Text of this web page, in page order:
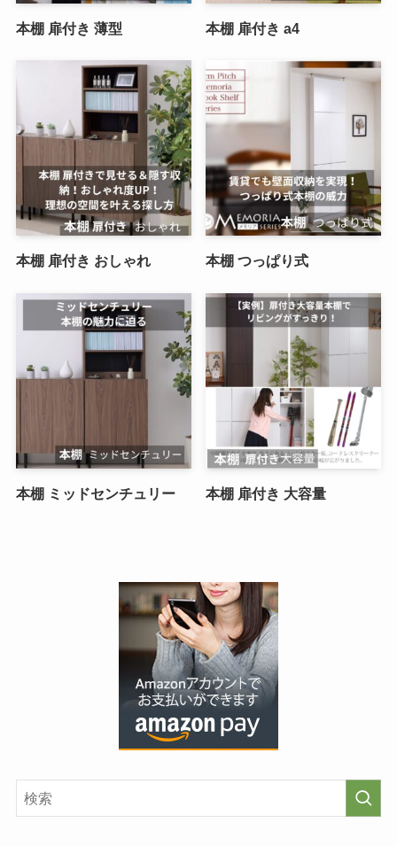
本棚 扉付き 薄型 本棚 扉付き a4
本棚 扉付き おしゃれ 本棚 つっぱり式
本棚 ミッドセンチュリー 本棚 扉付き 大容量